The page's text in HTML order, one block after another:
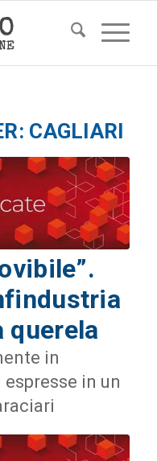
CAGLIARI
querela
in
in un